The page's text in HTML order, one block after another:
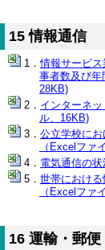
15 情報通信
情報サービ
事者数及び年
28KB)
インターネ
ル、16KB)
公立学校に
（Excelファ
電気通信の
世帯におけ
（Excelファ
16 運輸・郵便